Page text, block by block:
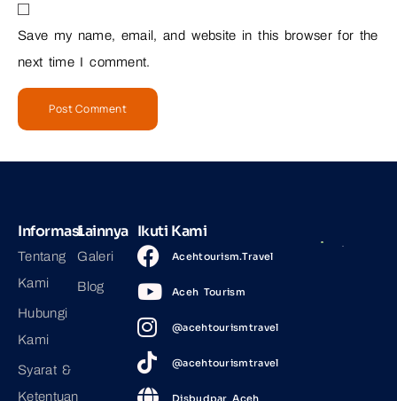
Save my name, email, and website in this browser for the
next time I comment.
Informasi
Tentang
Kami
Hubungi
Kami
Syarat &
Ketentuan
Lainnya
Galeri
Blog
Ikuti Kami
Acehtourism.Travel
Aceh Tourism
@acehtourismtravel
@acehtourismtravel
Disbudpar Aceh